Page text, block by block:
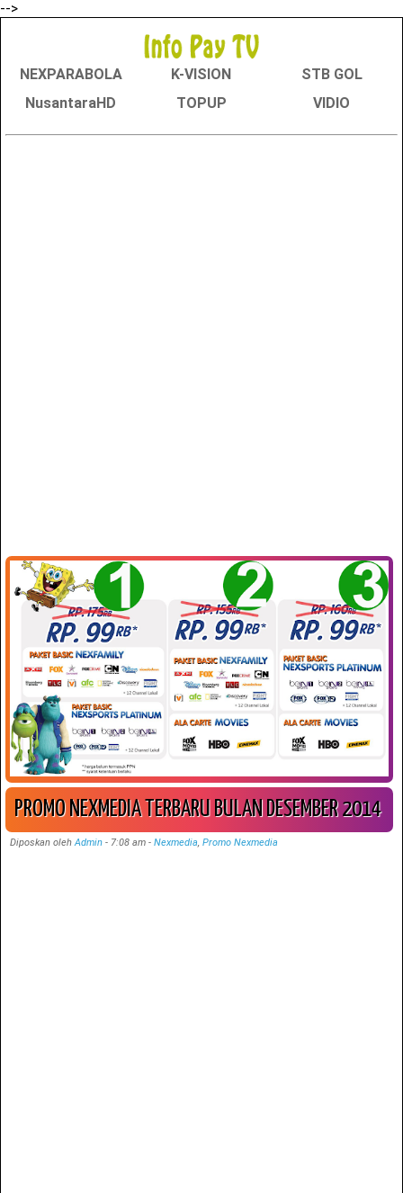
-->
NEXPARABOLA K-VISION
STB GOL
NusantaraHD
TOPUP VIDIO
PROMO NEXMEDIA TERBARU BULAN DESEMBER 2014
Diposkan olehAdmin - 7:08 am- Nexmedia,Promo Nexmedia